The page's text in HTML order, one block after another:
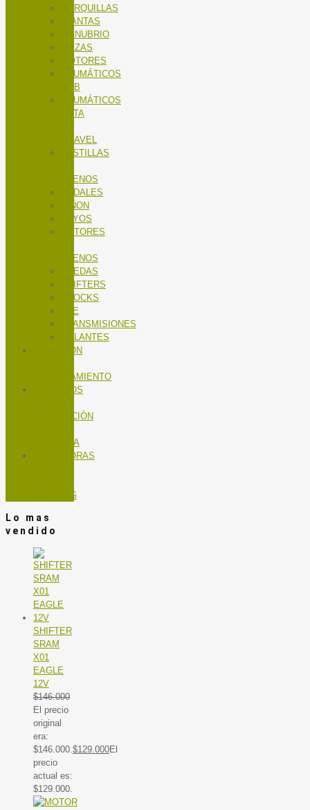
HORQUILLAS
LLANTAS
MANUBRIO
MAZAS
MOTORES
NEUMÁTICOS
MTB
NEUMÁTICOS
RUTA
GRAVEL
PASTILLAS
FRENOS
PEDALES
PIÑON
RAYOS
ROTORES
FRENOS
RUEDAS
SHIFTERS
SHOCKS
TEE
TRANSMISIONES
VOLANTES
NUTRICIÓN
ENTRENAMIENTO
SERVICIOS
MANTENCIÓN
BICICLETA
TROTADORAS
SPINNING
Lo mas
vendido
SHIFTER
SRAM
X01
EAGLE
12V
$146.000
El precio
original
era:
$146.000. $129.000El
precio
actual es:
$129.000.